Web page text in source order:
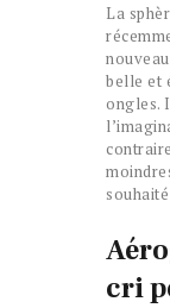
La
belle et
ongles.
cri